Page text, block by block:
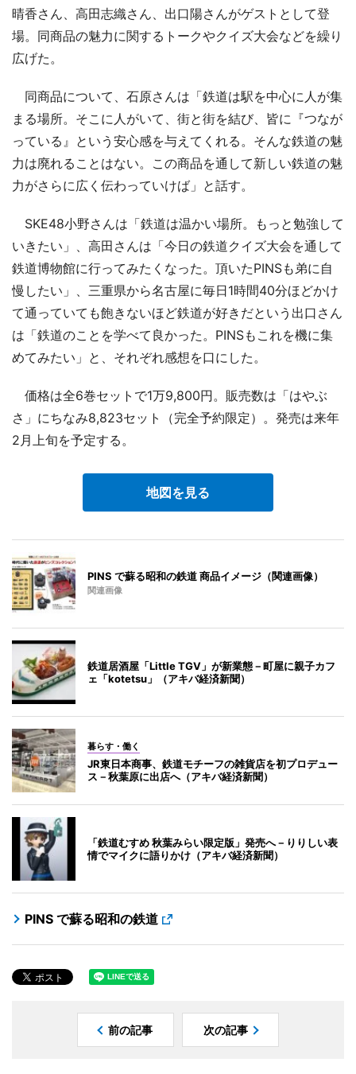
晴香さん、高田志織さん、出口陽さんがゲストとして登
場。同商品の魅力に関するトークやクイズ大会などを繰り
広げた。
同商品について、石原さんは「鉄道は駅を中心に人が集
まる場所。そこに人がいて、街と街を結び、皆に『つなが
っている』という安心感を与えてくれる。そんな鉄道の魅
力は廃れることはない。この商品を通して新しい鉄道の魅
力がさらに広く伝わっていけば」と話す。
SKE48小野さんは「鉄道は温かい場所。もっと勉強して
いきたい」、高田さんは「今日の鉄道クイズ大会を通して
鉄道博物館に行ってみたくなった。頂いたPINSも弟に自
慢したい」、三重県から名古屋に毎日1時間40分ほどかけ
て通っていても飽きないほど鉄道が好きだという出口さん
は「鉄道のことを学べて良かった。PINSもこれを機に集
めてみたい」と、それぞれ感想を口にした。
価格は全6巻セットで1万9,800円。販売数は「はやぶ
さ」にちなみ8,823セット（完全予約限定）。発売は来年
2月上旬を予定する。
地図を見る
PINS で蘇る昭和の鉄道 商品イメージ（関連画像）
関連画像
鉄道居酒屋「Little TGV」が新業態－町屋に親子カフ
ェ「kotetsu」（アキバ経済新聞）
暮らす・働く
JR東日本商事、鉄道モチーフの雑貨店を初プロデュー
ス－秋葉原に出店へ（アキバ経済新聞）
「鉄道むすめ 秋葉みらい限定版」発売へ－りりしい表
情でマイクに語りかけ（アキバ経済新聞）
PINS で蘇る昭和の鉄道
前の記事 次の記事